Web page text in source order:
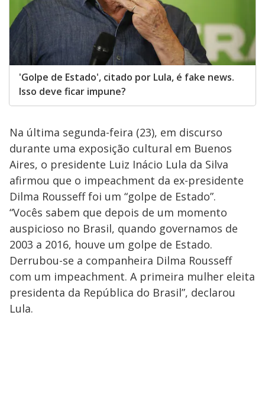
'Golpe de Estado', citado por Lula, é fake news.
Isso deve ficar impune?
Na última segunda-feira (23), em discurso
durante uma exposição cultural em Buenos
Aires, o presidente Luiz Inácio Lula da Silva
afirmou que o impeachment da ex-presidente
Dilma Rousseff foi um “golpe de Estado”.
“Vocês sabem que depois de um momento
auspicioso no Brasil, quando governamos de
2003 a 2016, houve um golpe de Estado.
Derrubou-se a companheira Dilma Rousseff
com um impeachment. A primeira mulher eleita
presidenta da República do Brasil”, declarou
Lula.